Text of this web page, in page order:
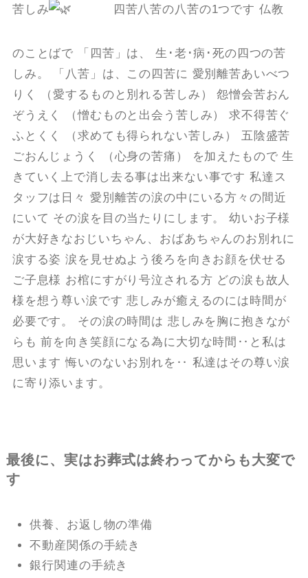
苦しみ 四苦八苦の八苦の1つです 仏教
のことばで 「四苦」は、 生･老･病･死の四つの苦
しみ。 「八苦」は、この四苦に 愛別離苦あいべつ
りく （愛するものと別れる苦しみ） 怨憎会苦おん
ぞうえく （憎むものと出会う苦しみ） 求不得苦ぐ
ふとくく （求めても得られない苦しみ） 五陰盛苦
ごおんじょうく （心身の苦痛） を加えたもので 生
きていく上で消し去る事は出来ない事です 私達ス
タッフは日々 愛別離苦の涙の中にいる方々の間近
にいて その涙を目の当たりにします。 幼いお子様
が大好きなおじいちゃん、おばあちゃんのお別れに
涙する姿 涙を見せぬよう後ろを向きお顔を伏せる
ご子息様 お棺にすがり号泣される方 どの涙も故人
様を想う尊い涙です 悲しみが癒えるのには時間が
必要です。 その涙の時間は 悲しみを胸に抱きなが
らも 前を向き笑顔になる為に大切な時間‥と私は
思います 悔いのないお別れを‥ 私達はその尊い涙
に寄り添います。
最後に、実はお葬式は終わってからも大変で
す
供養、お返し物の準備
不動産関係の手続き
銀行関連の手続き